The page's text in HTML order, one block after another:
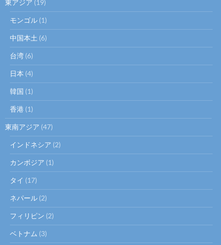
東アジア (19)
モンゴル (1)
中国本土 (6)
台湾 (6)
日本 (4)
韓国 (1)
香港 (1)
東南アジア (47)
インドネシア (2)
カンボジア (1)
タイ (17)
ネパール (2)
フィリピン (2)
ベトナム (3)